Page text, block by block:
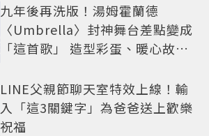
九年後再洗版！湯姆霍蘭德
〈Umbrella〉封神舞台差點變成
「這首歌」 造型彩蛋、暖心故事
LINE父親節聊天室特效上線！輸
入「這3關鍵字」為爸爸送上歡樂
祝福